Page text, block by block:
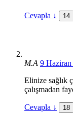
Cevapla ↓ 14
M.A 9
Elinize sağlık
çalışmadan
Cevapla ↓ 18